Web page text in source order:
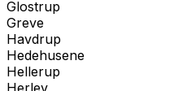
Glostrup
Greve
Havdrup
Hedehusene
Hellerup
Herlev